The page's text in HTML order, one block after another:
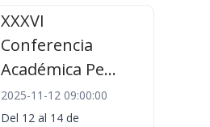
XXXVI
Conferencia
Académica Pe...
2025-11-12 09:00:00
Del 12 al 14 de